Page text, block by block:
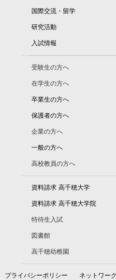
国際交流・留学
研究活動
入試情報
受験生の方へ
在学生の方へ
卒業生の方へ
保護者の方へ
企業の方へ
一般の方へ
高校教員の方へ
資料請求 高千穂大学
資料請求 高千穂大学院
特待生入試
図書館
高千穂幼稚園
プライバシーポリシー
ネットワー